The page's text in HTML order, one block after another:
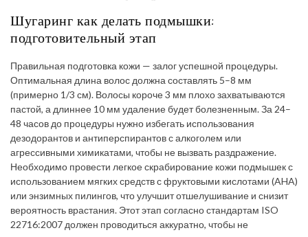
Шугаринг как делать подмышки:
подготовительный этап
Правильная подготовка кожи — залог успешной процедуры.
Оптимальная длина волос должна составлять 5–8 мм
(примерно 1/3 см). Волосы короче 3 мм плохо захватываются
пастой, а длиннее 10 мм удаление будет болезненным. За 24–
48 часов до процедуры нужно избегать использования
дезодорантов и антиперспирантов с алкоголем или
агрессивными химикатами, чтобы не вызвать раздражение.
Необходимо провести легкое скрабирование кожи подмышек с
использованием мягких средств с фруктовыми кислотами (AHA)
или энзимных пилингов, что улучшит отшелушивание и снизит
вероятность врастания. Этот этап согласно стандартам ISO
22716:2007 должен проводиться аккуратно, чтобы не